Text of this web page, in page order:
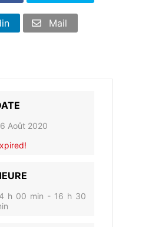
Mail
Août 2020
h 00 min - 16 h 30